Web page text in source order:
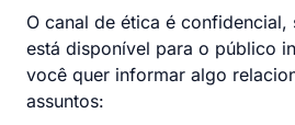
O canal de ética é
está disponível para o público
você quer informar algo
assuntos: